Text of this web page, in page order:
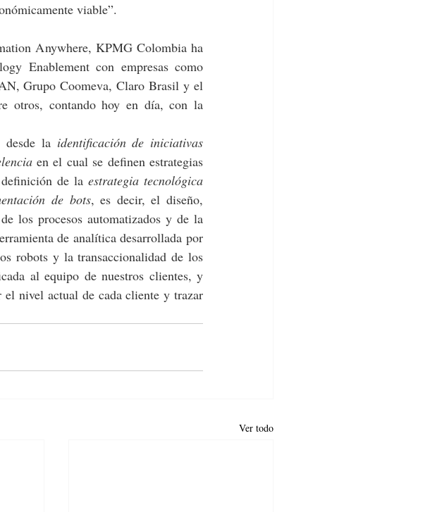
viable”.
Anywhere, KPMG Colombia ha
Enablement con empresas como
Grupo Coomeva, Claro Brasil y el
otros, contando hoy en día, con la
la identificación de iniciativas
en el cual se definen estrategias
de la estrategia tecnológica
de bots, es decir, el diseño,
de los procesos automatizados y de la
de analítica desarrollada por
robots y la transaccionalidad de los
al equipo de nuestros clientes, y
nivel actual de cada cliente y trazar
Ver todo